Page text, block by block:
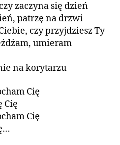
zaczyna się dzień
patrzę na drzwi
czy przyjdziesz Ty
umieram
na korytarzu
Cię
Cię
Cię